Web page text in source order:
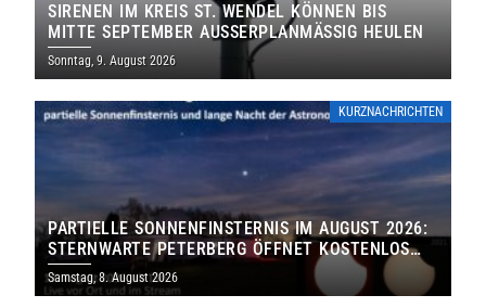
SIRENEN IM KREIS ST. WENDEL KÖNNEN BIS
MITTE SEPTEMBER AUSSERPLANMÄSSIG HEULEN
Sonntag, 9. August 2026
KURZNACHRICHTEN
PARTIELLE SONNENFINSTERNIS IM AUGUST 2026:
STERNWARTE PETERBERG ÖFFNET KOSTENLOS
IHRE TORE
Samstag, 8. August 2026